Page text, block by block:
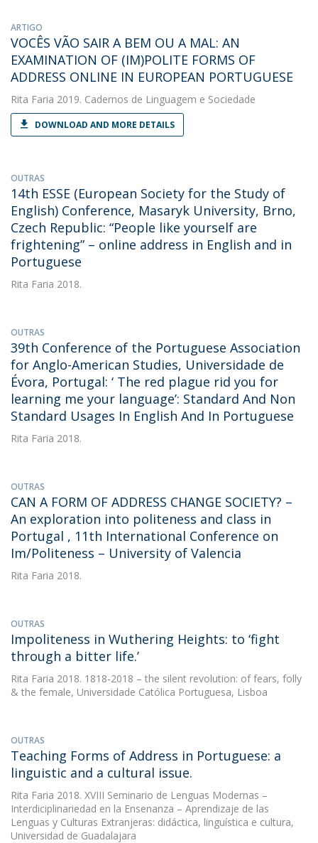
ARTIGO
VOCÊS VÃO SAIR A BEM OU A MAL: AN
EXAMINATION OF (IM)POLITE FORMS OF
ADDRESS ONLINE IN EUROPEAN PORTUGUESE
Rita Faria 2019. Cadernos de Linguagem e Sociedade
DOWNLOAD AND MORE DETAILS
OUTRAS
14th ESSE (European Society for the Study of
English) Conference, Masaryk University, Brno,
Czech Republic: “People like yourself are
frightening” – online address in English and in
Portuguese
Rita Faria 2018.
OUTRAS
39th Conference of the Portuguese Association
for Anglo-American Studies, Universidade de
Évora, Portugal: ‘ The red plague rid you for
learning me your language’: Standard And Non
Standard Usages In English And In Portuguese
Rita Faria 2018.
OUTRAS
CAN A FORM OF ADDRESS CHANGE SOCIETY? –
An exploration into politeness and class in
Portugal , 11th International Conference on
Im/Politeness – University of Valencia
Rita Faria 2018.
OUTRAS
Impoliteness in Wuthering Heights: to ‘fight
through a bitter life.’
Rita Faria 2018. 1818-2018 – the silent revolution: of fears, folly
& the female, Universidade Católica Portuguesa, Lisboa
OUTRAS
Teaching Forms of Address in Portuguese: a
linguistic and a cultural issue.
Rita Faria 2018. XVIII Seminario de Lenguas Modernas –
Interdiciplinariedad en la Ensenanza – Aprendizaje de las
Lenguas y Culturas Extranjeras: didáctica, linguística e cultura,
Universidad de Guadalajara